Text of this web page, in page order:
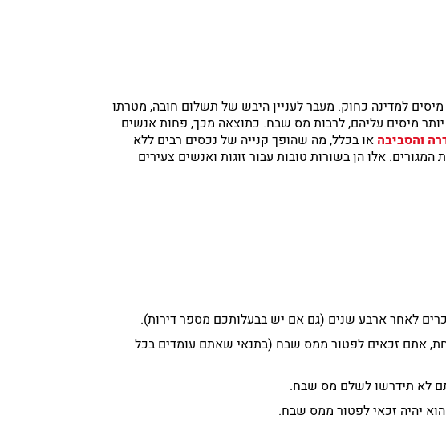
למדינה כחוק. מעבר לעניין היבש של תשלום חובה, מטרתו
מיסים עליהם, לרבות מס שבח. כתוצאה מכך, פחות אנשים
והסביבה או בכלל, מה שהופך קנייה של נכסים רבים ללא
אלו הן בשורות טובות עבור זוגות ואנשים צעירים
לאחר ארבע שנים (גם אם יש בבעלותכם מספר דירות).
אתם זכאים לפטור ממס שבח (בתנאי שאתם עומדים בכל
לא תידרשו לשלם מס שבח.
יהיה זכאי לפטור ממס שבח.